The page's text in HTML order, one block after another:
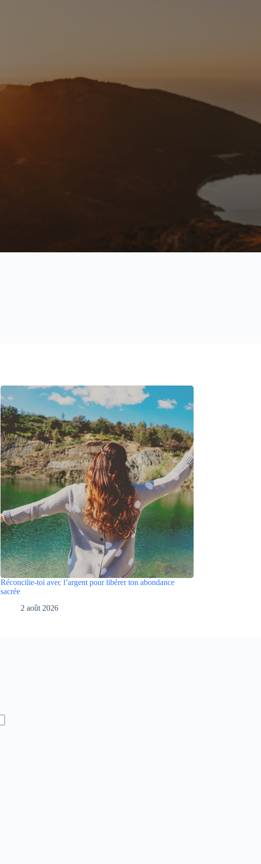
Réconcilie-toi avec l’argent pour libérer ton abondance
sacrée
2 août 2026